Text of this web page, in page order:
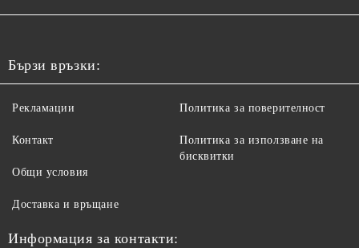
Бързи връзки:
Рекламации
Контакт
Общи условия
Доставка и връщане
Политика за поверителност
Политика за използване на
бисквитки
Информация за контакти: